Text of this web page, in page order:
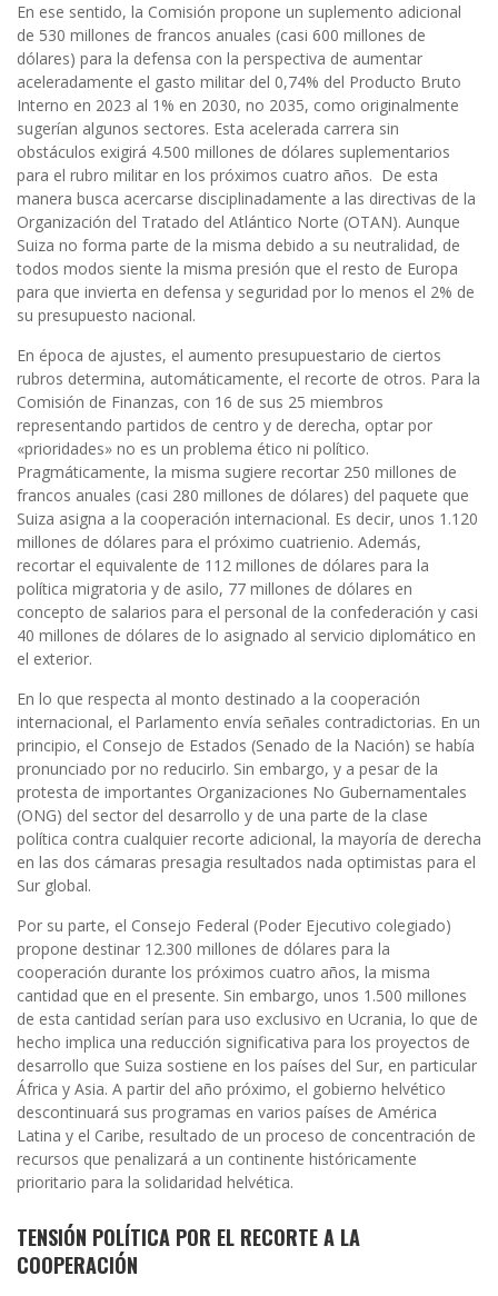
En ese sentido, la Comisión propone un suplemento adicional
de 530 millones de francos anuales (casi 600 millones de
dólares) para la defensa con la perspectiva de aumentar
aceleradamente el gasto militar del 0,74% del Producto Bruto
Interno en 2023 al 1% en 2030, no 2035, como originalmente
sugerían algunos sectores. Esta acelerada carrera sin
obstáculos exigirá 4.500 millones de dólares suplementarios
para el rubro militar en los próximos cuatro años. De esta
manera busca acercarse disciplinadamente a las directivas de la
Organización del Tratado del Atlántico Norte (OTAN). Aunque
Suiza no forma parte de la misma debido a su neutralidad, de
todos modos siente la misma presión que el resto de Europa
para que invierta en defensa y seguridad por lo menos el 2% de
su presupuesto nacional.
En época de ajustes, el aumento presupuestario de ciertos
rubros determina, automáticamente, el recorte de otros. Para la
Comisión de Finanzas, con 16 de sus 25 miembros
representando partidos de centro y de derecha, optar por
«prioridades» no es un problema ético ni político.
Pragmáticamente, la misma sugiere recortar 250 millones de
francos anuales (casi 280 millones de dólares) del paquete que
Suiza asigna a la cooperación internacional. Es decir, unos 1.120
millones de dólares para el próximo cuatrienio. Además,
recortar el equivalente de 112 millones de dólares para la
política migratoria y de asilo, 77 millones de dólares en
concepto de salarios para el personal de la confederación y casi
40 millones de dólares de lo asignado al servicio diplomático en
el exterior.
En lo que respecta al monto destinado a la cooperación
internacional, el Parlamento envía señales contradictorias. En un
principio, el Consejo de Estados (Senado de la Nación) se había
pronunciado por no reducirlo. Sin embargo, y a pesar de la
protesta de importantes Organizaciones No Gubernamentales
(ONG) del sector del desarrollo y de una parte de la clase
política contra cualquier recorte adicional, la mayoría de derecha
en las dos cámaras presagia resultados nada optimistas para el
Sur global.
Por su parte, el Consejo Federal (Poder Ejecutivo colegiado)
propone destinar 12.300 millones de dólares para la
cooperación durante los próximos cuatro años, la misma
cantidad que en el presente. Sin embargo, unos 1.500 millones
de esta cantidad serían para uso exclusivo en Ucrania, lo que de
hecho implica una reducción significativa para los proyectos de
desarrollo que Suiza sostiene en los países del Sur, en particular
África y Asia. A partir del año próximo, el gobierno helvético
descontinuará sus programas en varios países de América
Latina y el Caribe, resultado de un proceso de concentración de
recursos que penalizará a un continente históricamente
prioritario para la solidaridad helvética.
TENSIÓN POLÍTICA POR EL RECORTE A LA
COOPERACIÓN